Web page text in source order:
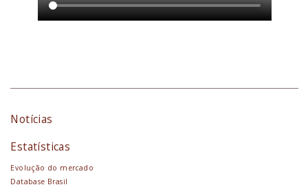
Notícias
Estatísticas
Evolução do mercado
Database Brasil